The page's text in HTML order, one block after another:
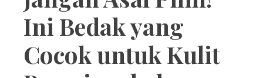
Ini Bedak yang
Cocok untuk Kulit